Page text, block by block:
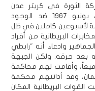
الثورة في كريتر عدن
وانتفاضتها المسلحة في 20 حزيران/ يونيو 1967 ضد الوجود
لأسبوعين كاملين في ظل
البريطانية من أفراد
وادعاء أنه "رابطي
بعد حرقه. ولكن الجبهة
وأقامت لهم محاكمة
وقد أدانتهم محكمة
البريطانية المكان